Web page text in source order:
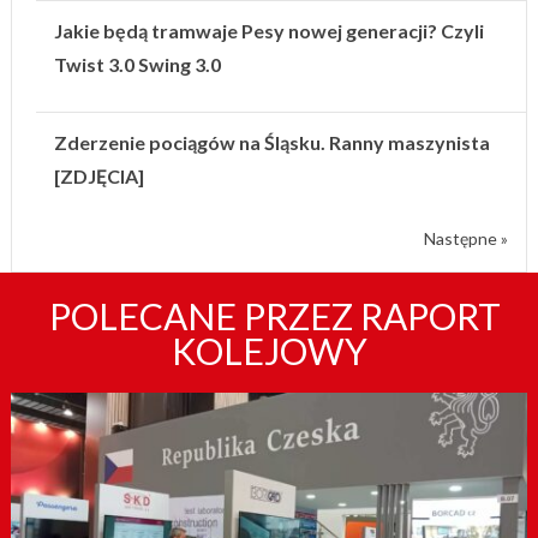
Jakie będą tramwaje Pesy nowej generacji? Czyli
Twist 3.0 Swing 3.0
Zderzenie pociągów na Śląsku. Ranny maszynista
[ZDJĘCIA]
Następne »
POLECANE PRZEZ RAPORT
KOLEJOWY